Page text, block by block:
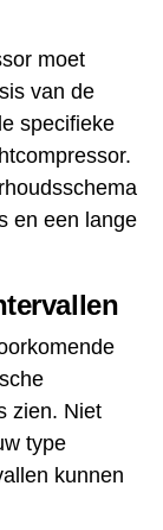
moet
van de
specifieke
en een lange
zien. Niet
type
kunnen